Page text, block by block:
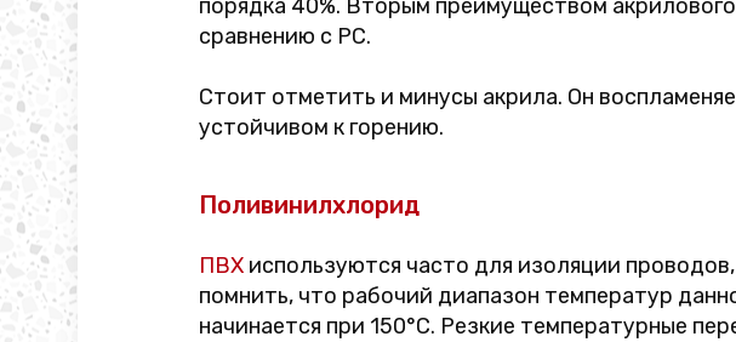
порядка 40%. Вторым преимуществом
сравнению с PC.
Стоит отметить и минусы акрила. Он
устойчивом к горению.
Поливинилхлорид
ПВХ используются часто для изоляции
помнить, что рабочий диапазон температур
начинается при 150°C. Резкие температурные